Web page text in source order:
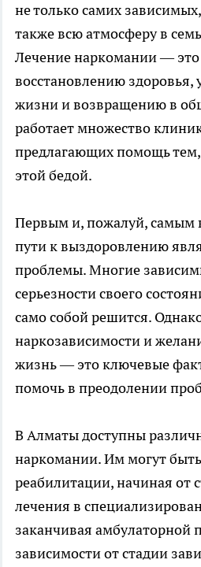
не только самих
также всю атмосферу в
Лечение наркомании—
восстановлению здоровья,
жизни и возвращению в
работает множество
предлагающих помощь тем,
этой бедой.
Первым и, пожалуй,
пути к выздоровлению
проблемы. Многие
серьезности своего
само собой решится.
наркозависимости и
жизнь — это ключевые
помочь в преодолении
В Алматы доступны
наркомании. Им могут
реабилитации, начиная от
лечения в
заканчивая амбулаторной
зависимости от стадии